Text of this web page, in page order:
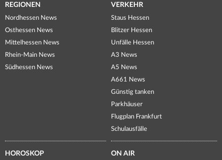
REGIONEN
Nordhessen News
Osthessen News
Mittelhessen News
Rhein-Main News
Südhessen News
VERKEHR
Staus Hessen
Blitzer Hessen
Unfälle Hessen
A3 News
A5 News
A661 News
Günstig tanken
Parkhäuser
Flugplan Frankfurt
Schulausfälle
HOROSKOP ON AIR